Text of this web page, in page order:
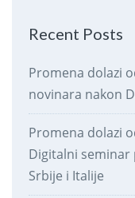
Recent Posts
Promena dolazi
novinara nakon
Promena dolazi
Digitalni seminar
Srbije i Italije